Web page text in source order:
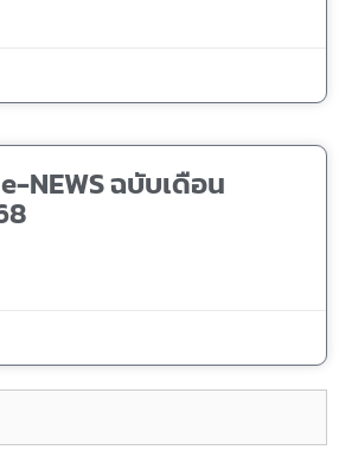
NEWS ฉบับเดือน